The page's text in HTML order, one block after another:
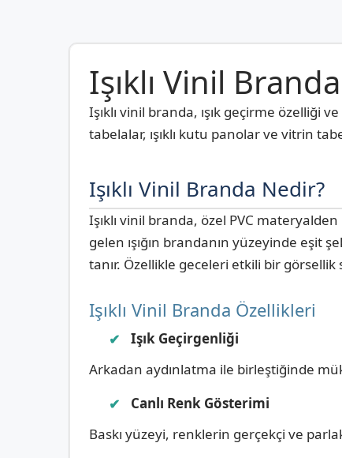
Işıklı Vinil
Işıklı vinil branda, ışık geçirme özelliği
tabelalar, ışıklı kutu panolar ve vitrin
Işıklı Vinil Branda Nedir?
Işıklı vinil branda, özel PVC
gelen ışığın brandanın yüzeyinde eşit
tanır. Özellikle geceleri etkili bir görsellik
Işıklı Vinil Branda Özellikleri
Işık Geçirgenliği
Arkadan aydınlatma ile birleştiğinde
Canlı Renk Gösterimi
Baskı yüzeyi, renklerin gerçekçi ve